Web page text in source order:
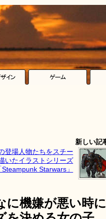
新しい記
登場人物たちをスチー
いたイラストシリーズ
Steampunk Starwars」
機嫌が悪い時に